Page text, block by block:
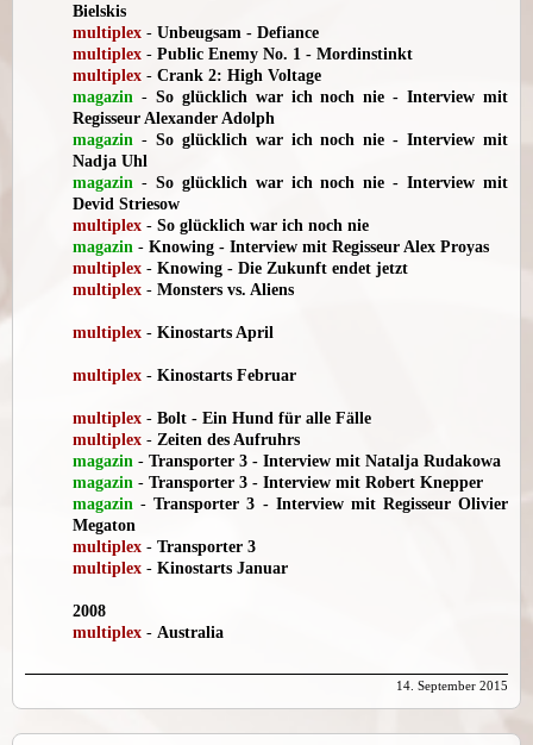
Bielskis
multiplex - Unbeugsam - Defiance
multiplex - Public Enemy No. 1 - Mordinstinkt
multiplex - Crank 2: High Voltage
magazin - So glücklich war ich noch nie - Interview mit
Regisseur Alexander Adolph
magazin - So glücklich war ich noch nie - Interview mit
Nadja Uhl
magazin - So glücklich war ich noch nie - Interview mit
Devid Striesow
multiplex - So glücklich war ich noch nie
magazin - Knowing - Interview mit Regisseur Alex Proyas
multiplex - Knowing - Die Zukunft endet jetzt
multiplex - Monsters vs. Aliens
multiplex - Kinostarts April
multiplex - Kinostarts Februar
multiplex - Bolt - Ein Hund für alle Fälle
multiplex - Zeiten des Aufruhrs
magazin - Transporter 3 - Interview mit Natalja Rudakowa
magazin - Transporter 3 - Interview mit Robert Knepper
magazin -Transporter 3 - Interview mit Regisseur Olivier
Megaton
multiplex - Transporter 3
multiplex - Kinostarts Januar
2008
multiplex - Australia
14. September 2015